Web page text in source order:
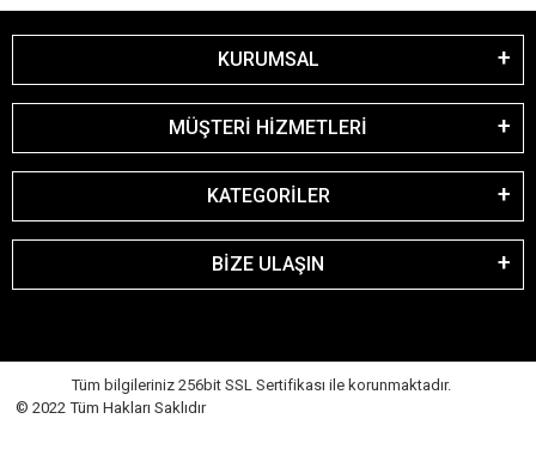
KURUMSAL
MÜŞTERİ HİZMETLERİ
KATEGORİLER
BİZE ULAŞIN
Tüm bilgileriniz 256bit SSL Sertifikası ile korunmaktadır.
© 2022 Tüm Hakları Saklıdır